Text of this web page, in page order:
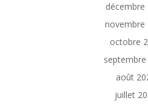
décembre
novembre
octobre
septembre
août
juillet